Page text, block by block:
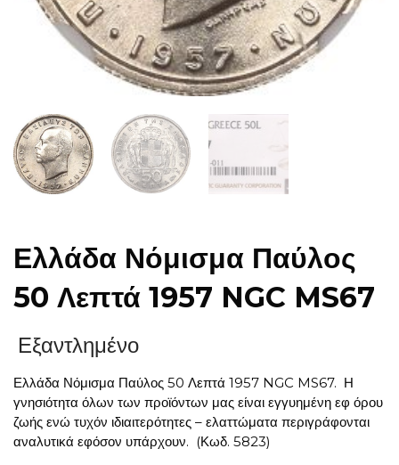
Ελλάδα Νόμισμα Παύλος
50 Λεπτά 1957 NGC MS67
Εξαντλημένο
Ελλάδα Νόμισμα Παύλος 50 Λεπτά 1957 NGC MS67. Η
γνησιότητα όλων των προϊόντων μας είναι εγγυημένη εφ όρου
ζωής ενώ τυχόν ιδιαιτερότητες – ελαττώματα περιγράφονται
αναλυτικά εφόσον υπάρχουν. (Κωδ. 5823)